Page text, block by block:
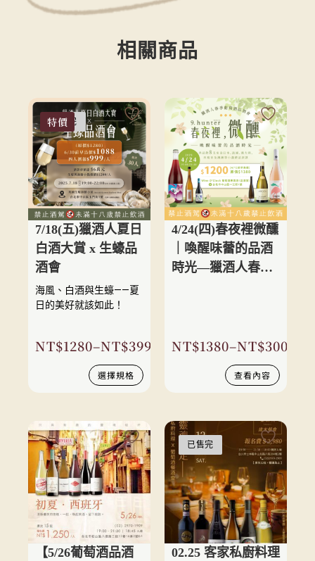
相關商品
已售完
特價
7/18(五)獵酒人夏日
白酒大賞 x 生蠔品
酒會
海風、白酒與生蠔——夏
日的美好就該如此！
NT$1280–NT$3996
選擇規格
4/24(四)春夜裡微醺
｜喚醒味蕾的品酒
時光—獵酒人春季
NT$1380–NT$3000
查看內容
【5/26葡萄酒品酒
已售完
02.25 客家私廚料理